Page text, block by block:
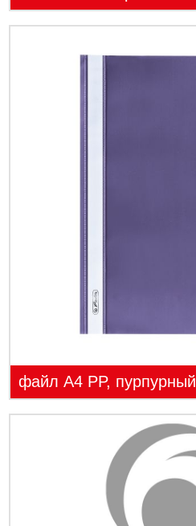
файл A4 PP, пурпурный